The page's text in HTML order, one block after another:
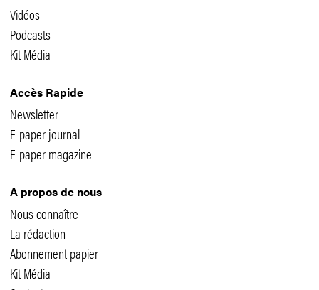
Vidéos
Podcasts
Kit Média
Accès Rapide
Newsletter
E-paper journal
E-paper magazine
A propos de nous
Nous connaître
La rédaction
Abonnement papier
Kit Média